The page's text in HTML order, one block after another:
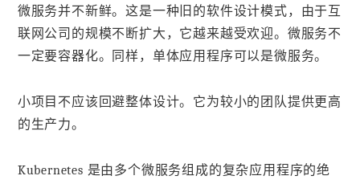
微服务并不新鲜。这是一种旧的软件设计模式，由于互
联网公司的规模不断扩大，它越来越受欢迎。微服务不
一定要容器化。同样，单体应用程序可以是微服务。
小项目不应该回避整体设计。它为较小的团队提供更高
的生产力。
Kubernetes 是由多个微服务组成的复杂应用程序的绝